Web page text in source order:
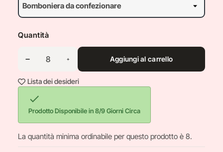
Quantità
Aggiungi al carrello
Lista dei desideri

Prodotto Disponibile in 8/9 Giorni Circa
La quantità minima ordinabile per questo prodotto è 8.